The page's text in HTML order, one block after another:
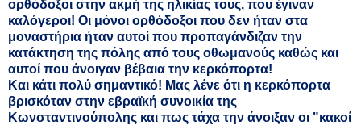
ορθόδοξοι στην ακμή της ηλικίας τους, που έγιναν
καλόγεροι! Οι μόνοι ορθόδοξοι που δεν ήταν στα
μοναστήρια ήταν αυτοί που προπαγάνδιζαν την
κατάκτηση της πόλης από τους οθωμανούς καθώς και
αυτοί που άνοιγαν βέβαια την κερκόπορτα!
Και κάτι πολύ σημαντικό! Μας λένε ότι η κερκόπορτα
βρισκόταν στην εβραϊκή συνοικία της
Κωνσταντινούπολης και πως τάχα την άνοιξαν οι "κακοί